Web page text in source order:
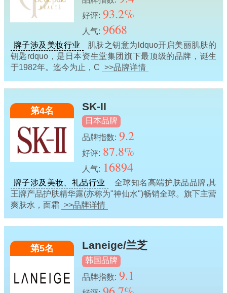
好评: 93.2%
人气: 9668
牌子涉及美妆行业
肌肤之钥意为ldquo开启美丽肌肤的
钥匙rdquo，是日本资生堂集团旗下最顶级的品牌，诞生
于1982年。迄今为止，C >>品牌详情
第4名 SK-II
日本品牌
品牌指数: 9.2
好评: 87.8%
人气: 16894
牌子涉及美妆、礼品行业
全球知名高端护肤品品牌,其
王牌产品护肤精华露(亦称为"神仙水")畅销全球。旗下主营
爽肤水，面霜 >>品牌详情
第5名 Laneige/兰芝
韩国品牌
品牌指数: 9.1